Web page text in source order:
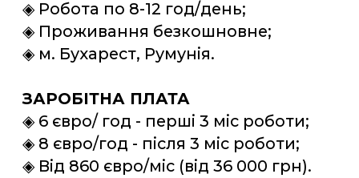
◈ Можна працювати по 8/10/12
годин в день;
◈ 220-240 робочих годин на місяць.
◈ Монтаж сидінь;
◈ Перевірка якості кріплення;
◈ Виготовлення деталей каркаса
сидіння на пресі.
ПРОЖИВАННЯ